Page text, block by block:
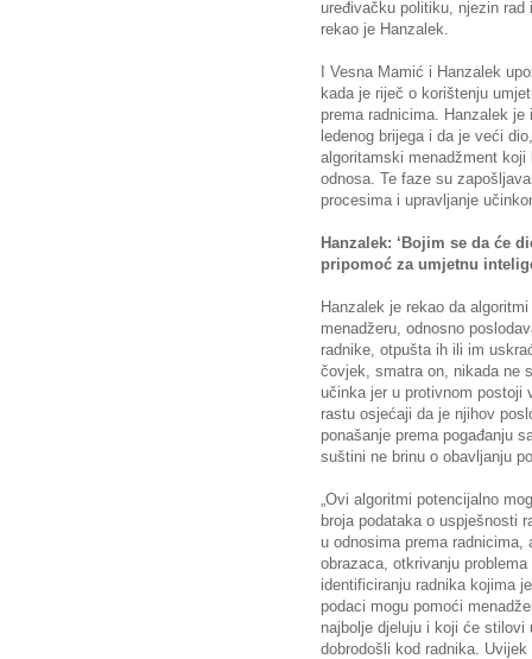
uređivačku politiku, njezin
rekao je Hanzalek.
I Vesna Mamić i Hanzalek
kada je riječ o korištenju
prema radnicima. Hanzalek
ledenog brijega i da je veći
algoritamski menadžment
odnosa. Te faze su
procesima i upravljanje
Hanzalek: ‘Bojim se da će
pripomoć za umjetnu
Hanzalek je rekao da
menadžeru, odnosno
radnike, otpušta ih ili im
čovjek, smatra on, nikada ne
učinka jer u protivnom postoji
rastu osjećaji da je njihov
ponašanje prema pogađanju
suštini ne brinu o obavljanju
„Ovi algoritmi potencijalno
broja podataka o uspješnosti
u odnosima prema
obrazaca, otkrivanju
identificiranju radnika kojima
podaci mogu pomoći
najbolje djeluju i koji će
dobrodošli kod radnika.